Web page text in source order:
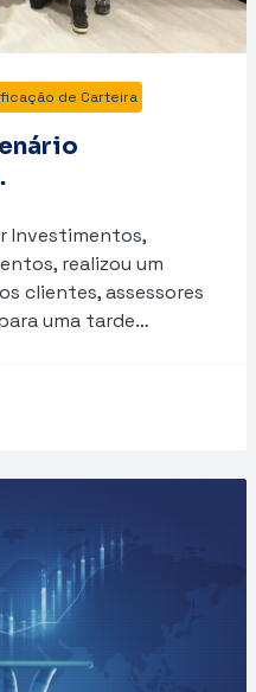
de Carteira
Investimentos,
realizou um
clientes, assessores
uma tarde…